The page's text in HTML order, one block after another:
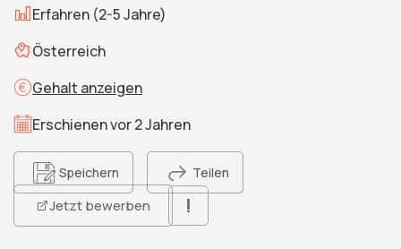
Erfahren (2-5 Jahre)
Österreich
Gehalt anzeigen
Erschienen vor 2 Jahren
Speichern Teilen
Jetzt bewerben